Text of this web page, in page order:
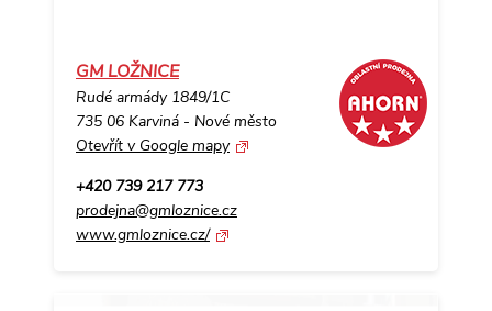
GM LOŽNICE
Rudé armády 1849/1C
735 06 Karviná - Nové město
Otevřít v Google mapy
+420 739 217 773
prodejna@gmloznice.cz
www.gmloznice.cz/